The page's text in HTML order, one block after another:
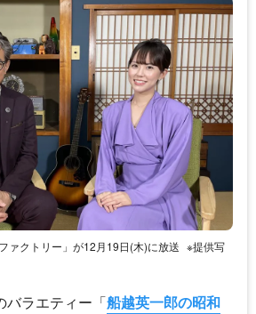
ァクトリー」が12月19日(木)に放送 ※提供写
バラエティー「船越英一郎の昭和